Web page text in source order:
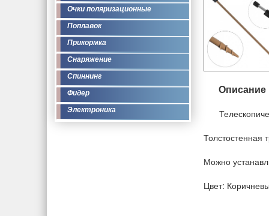
Очки поляризационные
Поплавок
Прикормка
Снаряжение
Спиннинг
Фидер
Электроника
Описание
Толстостенная
Можно
Цвет: